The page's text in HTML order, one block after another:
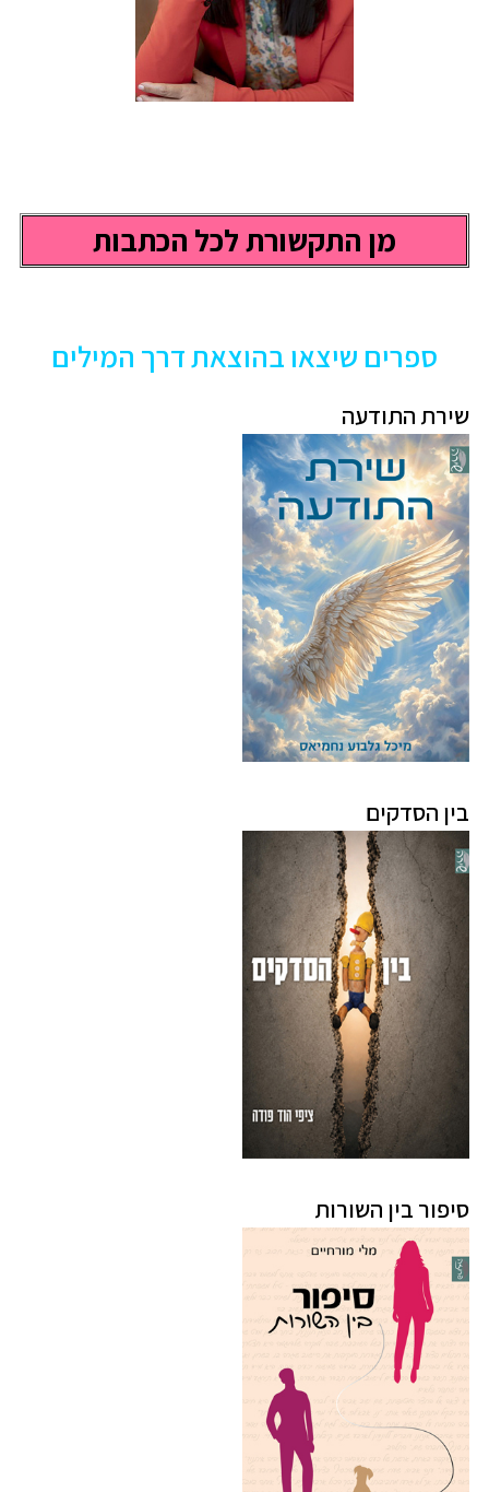
מן התקשורת לכל הכתבות
ספרים שיצאו בהוצאת דרך המילים
שירת התודעה
בין הסדקים
סיפור בין השורות